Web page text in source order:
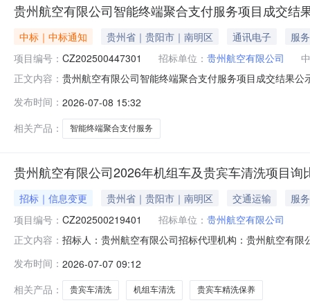
贵州航空有限公司智能终端聚合支付服务项目成交结
中标｜中标通知 贵州省｜贵阳市｜南明区 通讯电子
服务
项目编号： CZ202500447301 招标单位： 贵州航空有限公司
正文内容： 贵州航空有限公司智能终端聚合支付服务项目成交结果
金额（含税）(万元人民币)1银联商务支付股份有限公司
止）。采购人：贵州
发布时间： 2026-07-08 15:32
相关产品：
智能终端聚合支付服务
贵州航空有限公司2026年机组车及贵宾车清洗项目询
招标｜信息变更 贵州省｜贵阳市｜南明区 交通运输
服务
项目编号： CZ202500219401 招标单位： 贵州航空有限公司
正文内容： 招标人：贵州航空有限公司招标代理机构：贵州航空有
7月5日”。变更为：3.1获取询比文件时间：2026年7月6
发布时间： 2026-07-07 09:12
相关产品：
贵宾车清洗 机组车清洗 贵宾车精洗保养